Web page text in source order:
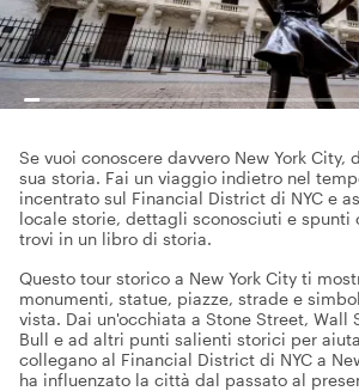
Se vuoi conoscere davvero New York City,
sua storia. Fai un viaggio indietro nel
incentrato sul Financial District di NYC e
locale storie, dettagli sconosciuti e spunti
trovi in un libro di storia.
Questo tour storico a New York City ti
monumenti, statue, piazze, strade e
vista. Dai un'occhiata a Stone Street, Wall
Bull e ad altri punti salienti storici per
collegano al Financial District di NYC a
ha influenzato la città dal passato al